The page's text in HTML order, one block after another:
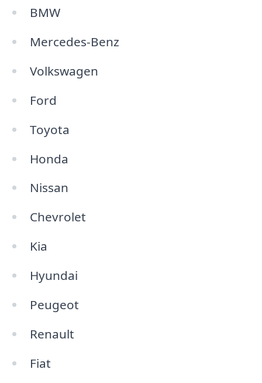
BMW
Mercedes-Benz
Volkswagen
Ford
Toyota
Honda
Nissan
Chevrolet
Kia
Hyundai
Peugeot
Renault
Fiat